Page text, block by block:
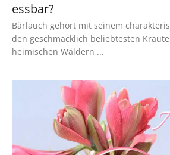
essbar?
Bärlauch gehört mit seinem
den geschmacklich beliebtesten
heimischen Wäldern ...